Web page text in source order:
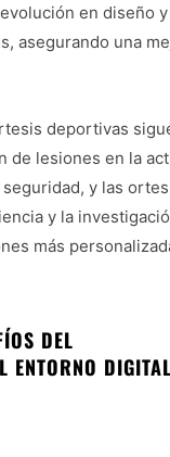
en diseño
asegurando una
deportivas
de lesiones en la
y las
y la
más
DEL
ENTORNO